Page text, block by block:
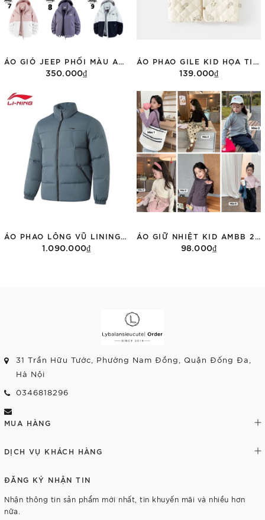
350.000₫ 139.000₫
Tùy chọn
1.090.000₫ 98.000₫
31 Trần Hữu Tước, Phường Nam Đồng, Quận Đống Đa,
Hà Nội
0346818296
MUA HÀNG
DỊCH VỤ KHÁCH HÀNG
ĐĂNG KÝ NHẬN TIN
Nhận thông tin sản phẩm mới nhất, tin khuyến mãi và nhiều hơn
nữa.